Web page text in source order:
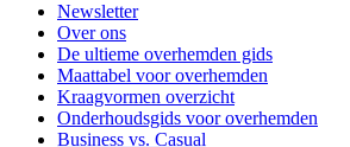
Newsletter
Over ons
De ultieme overhemden gids
Maattabel voor overhemden
Kraagvormen overzicht
Onderhoudsgids voor overhemden
Business vs. Casual